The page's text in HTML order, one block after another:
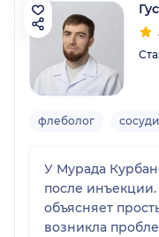
флеболог
У Мурада
после
объясняет
возникла